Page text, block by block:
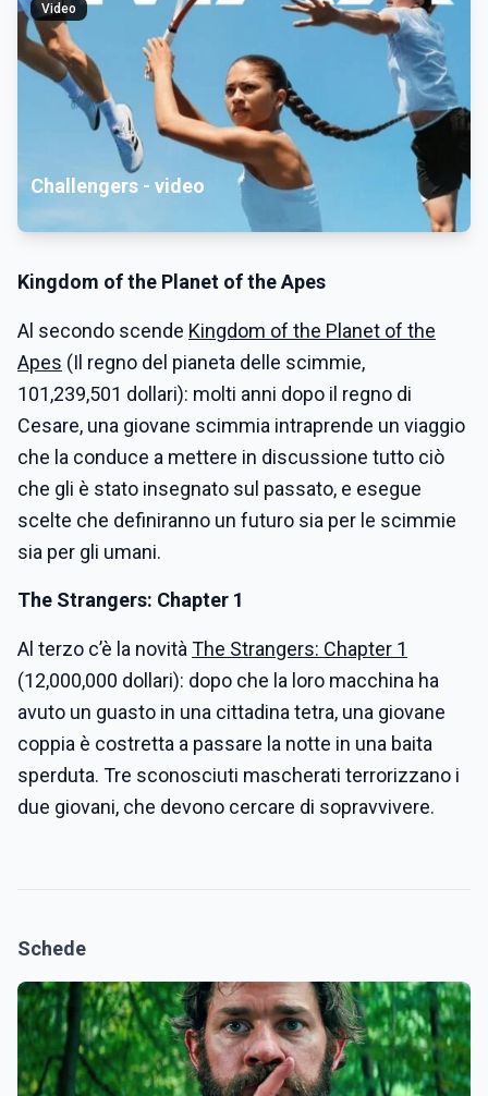
Video
Challengers - video
Kingdom of the Planet of the Apes
Al secondo scende Kingdom of the Planet of the
Apes (Il regno del pianeta delle scimmie,
101,239,501 dollari): molti anni dopo il regno di
Cesare, una giovane scimmia intraprende un viaggio
che la conduce a mettere in discussione tutto ciò
che gli è stato insegnato sul passato, e esegue
scelte che definiranno un futuro sia per le scimmie
sia per gli umani.
The Strangers: Chapter 1
Al terzo c’è la novità The Strangers: Chapter 1
(12,000,000 dollari): dopo che la loro macchina ha
avuto un guasto in una cittadina tetra, una giovane
coppia è costretta a passare la notte in una baita
sperduta. Tre sconosciuti mascherati terrorizzano i
due giovani, che devono cercare di sopravvivere.
Schede